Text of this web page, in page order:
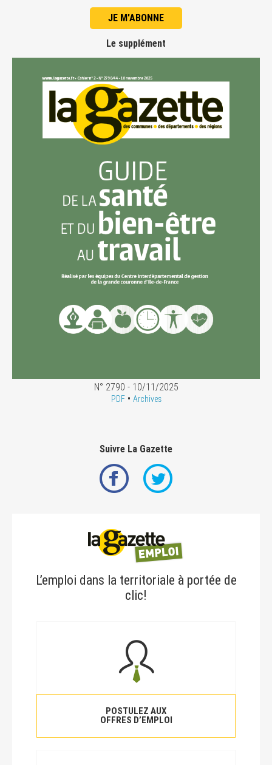
JE M'ABONNE
Le supplément
N° 2790 - 10/11/2025
PDF• Archives
Suivre La Gazette
L’emploi dans la territoriale à portée de
clic!
POSTULEZ AUX
OFFRES D’EMPLOI